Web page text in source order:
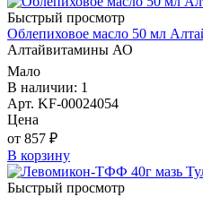
Быстрый просмотр
Облепиховое масло 50 мл
Алтайвитамины АО
Мало
В наличии: 1
Арт. KF-00024054
Цена
от 857 ₽
В корзину
Быстрый просмотр